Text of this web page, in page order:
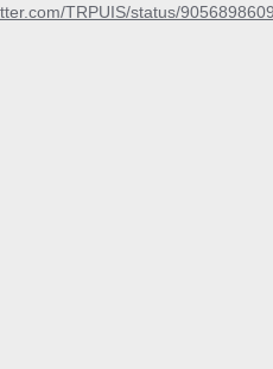
TRPUIS/status/